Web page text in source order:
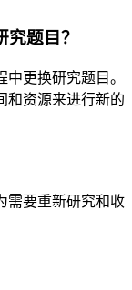
题目？
更换研究题目。
和资源来进行新的
需要重新研究和收